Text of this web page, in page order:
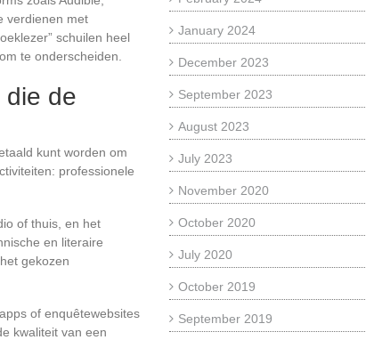
verdienen met
schuilen heel
te onderscheiden.
die de
kunt worden om
professionele
of thuis, en het
en literaire
gekozen
of enquêtewebsites
kwaliteit van een
January 2024
December 2023
September 2023
August 2023
July 2023
November 2020
October 2020
July 2020
October 2019
September 2019